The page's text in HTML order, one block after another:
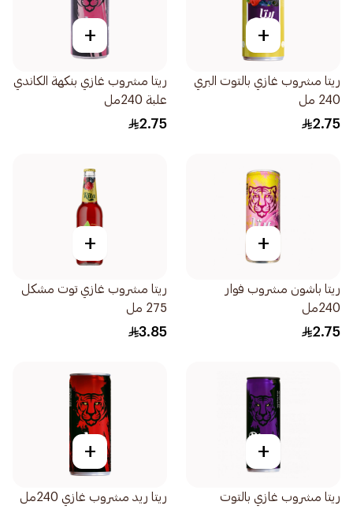
+
ريتا مشروب غازي بالتوت البري
240 مل
2.75
+
ريتا مشروب غازي بنكهة الكاندي
علبة 240مل
2.75
+
ريتا باشون مشروب فوار
240مل
2.75
+
ريتا مشروب غازي توت مشكل
275 مل
3.85
+
ريتا مشروب غازي بالتوت
+
ريتا ريد مشروب غازي 240مل